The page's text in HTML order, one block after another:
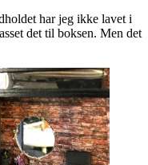
har jeg ikke lavet i
det til boksen. Men det